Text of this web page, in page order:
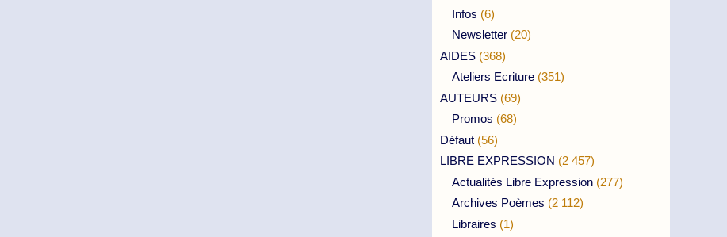
Infos (6)
Newsletter (20)
AIDES (368)
Ateliers Ecriture (351)
AUTEURS (69)
Promos (68)
Défaut (56)
LIBRE EXPRESSION (2 457)
Actualités Libre Expression (277)
Archives Poèmes (2 112)
Libraires (1)